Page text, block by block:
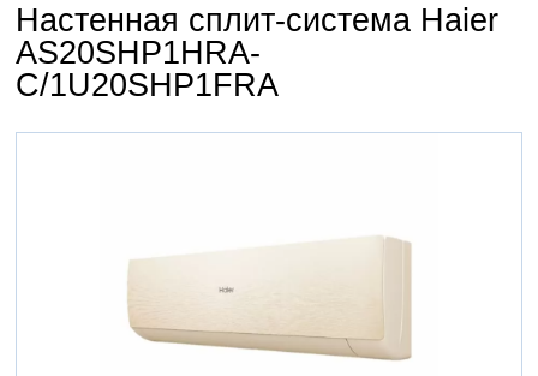
Настенная сплит-система Haier
AS20SHP1HRA-
C/1U20SHP1FRA